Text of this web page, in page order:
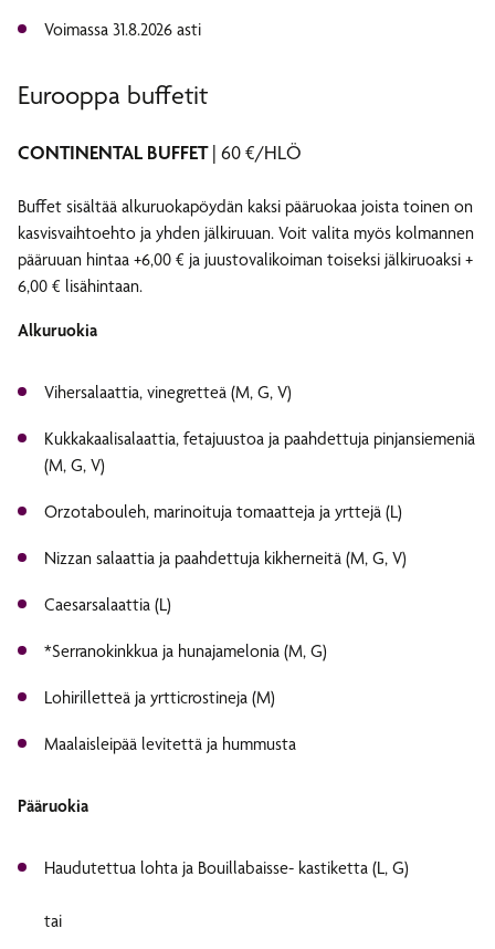
Voimassa 31.8.2026 asti
Eurooppa buffetit
CONTINENTAL BUFFET| 60 €/HLÖ
Buffet sisältää alkuruokapöydän kaksi pääruokaa joista toinen on
kasvisvaihtoehto ja yhden jälkiruuan. Voit valita myös kolmannen
pääruuan hintaa +6,00 € ja juustovalikoiman toiseksi jälkiruoaksi +
6,00 € lisähintaan.
Alkuruokia
Vihersalaattia, vinegretteä (M, G, V)
Kukkakaalisalaattia, fetajuustoa ja paahdettuja pinjansiemeniä
(M, G, V)
Orzotabouleh, marinoituja tomaatteja ja yrttejä (L)
Nizzan salaattia ja paahdettuja kikherneitä (M, G, V)
Caesarsalaattia (L)
*Serranokinkkua ja hunajamelonia (M, G)
Lohirilletteä ja yrtticrostineja (M)
Maalaisleipää levitettä ja hummusta
Pääruokia
Haudutettua lohta ja Bouillabaisse- kastiketta (L, G)
tai